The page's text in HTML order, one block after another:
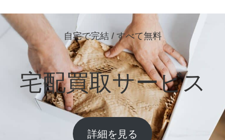
自宅で完結 / すべて無料
宅配買取サービス
詳細を見る